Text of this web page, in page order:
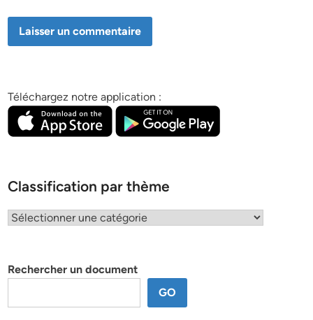
Téléchargez notre application :
Classification par thème
Classification
Rechercher un document
GO